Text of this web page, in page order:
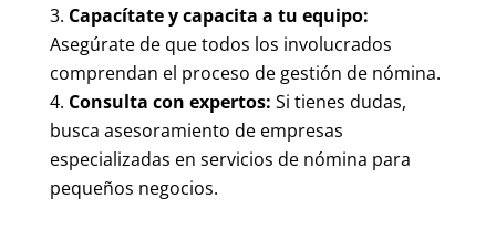
Capacítate y capacita a tu equipo:
Asegúrate de que todos los involucrados
comprendan el proceso de gestión de nómina.
Consulta con expertos: Si tienes dudas,
busca asesoramiento de empresas
especializadas en servicios de nómina para
pequeños negocios.